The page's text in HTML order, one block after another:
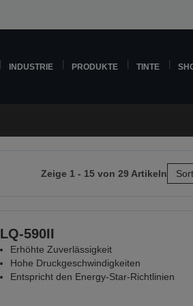
INDUSTRIE PRODUKTE TINTE
Zeige 1 - 15 von 29 Artikeln
LQ-590II
Erhöhte Zuverlässigkeit
Hohe Druckgeschwindigkeiten
Entspricht den Energy-Star-Richtlinien